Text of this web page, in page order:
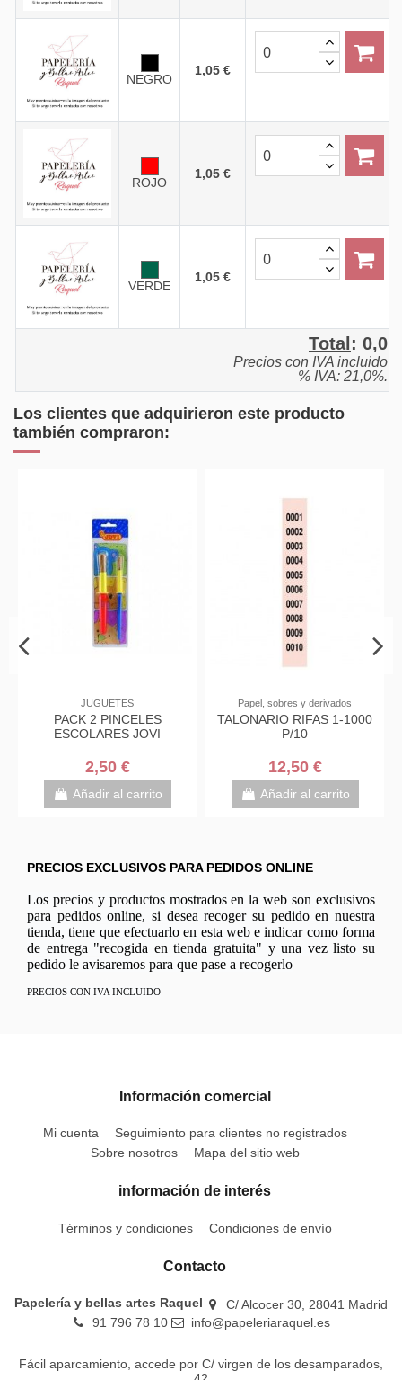
NEGRO
1,05 €
ROJO
1,05 €
VERDE
1,05 €
Total : 0,0
Precios con IVA incluido
% IVA: 21,0%.
Los clientes que adquirieron este producto
también compraron:
JUGUETES
PACK 2 PINCELES
ESCOLARES JOVI
2,50 €
Añadir al carrito
Papel, sobres y derivados
TALONARIO RIFAS 1-1000
12,50 €
Añadir al carrito
PRECIOS EXCLUSIVOS PARA PEDIDOS ONLINE
Los precios y productos mostrados en la web son exclusivos
para pedidos online, si desea recoger su pedido en nuestra
tienda, tiene que efectuarlo en esta web e indicar como forma
de entrega "recogida en tienda gratuita" y una vez listo su
pedido le avisaremos para que pase a recogerlo
PRECIOS CON IVA INCLUIDO
Información comercial
Mi cuenta
Seguimiento para clientes no registrados
Sobre nosotros
Mapa del sitio web
información de interés
Términos y condiciones Condiciones de envío
Contacto
Papelería y bellas artes Raquel
C/ Alcocer 30, 28041 Madrid
91 796 78 10
info@papeleriaraquel.es
Fácil aparcamiento, accede por C/ virgen de los desamparados,